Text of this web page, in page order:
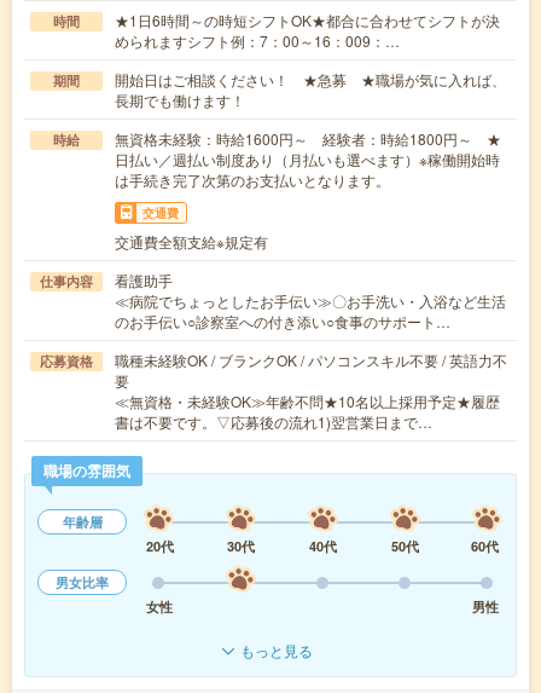
時間
★1日6時間～の時短シフトOK★都合に合わせてシフトが決
められますシフト例：7：00～16：009：…
期間
開始日はご相談ください！ ★急募 ★職場が気に入れば、
長期でも働けます！
時給
無資格未経験：時給1600円～ 経験者：時給1800円～ ★
日払い／週払い制度あり（月払いも選べます）※稼働開始時
は手続き完了次第のお支払いとなります。
交通費
交通費全額支給※規定有
仕事内容
看護助手
≪病院でちょっとしたお手伝い≫〇お手洗い・入浴など生活
のお手伝い○診察室への付き添い○食事のサポート…
応募資格
職種未経験OK / ブランクOK / パソコンスキル不要 / 英語力不
要
≪無資格・未経験OK≫年齢不問★10名以上採用予定★履歴
書は不要です。▽応募後の流れ1)翌営業日まで…
職場の雰囲気
年齢層
20代
30代 40代 50代
60代
男女比率
女性
男性
もっと見る